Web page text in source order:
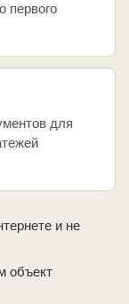
первого
для
и не
объект